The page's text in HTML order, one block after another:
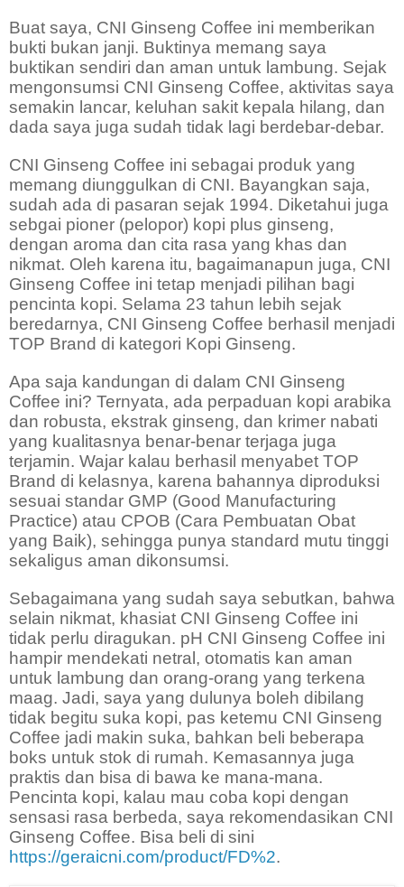
Buat saya, CNI Ginseng Coffee ini memberikan
bukti bukan janji. Buktinya memang saya
buktikan sendiri dan aman untuk lambung. Sejak
mengonsumsi CNI Ginseng Coffee, aktivitas saya
semakin lancar, keluhan sakit kepala hilang, dan
dada saya juga sudah tidak lagi berdebar-debar.
CNI Ginseng Coffee ini sebagai produk yang
memang diunggulkan di CNI. Bayangkan saja,
sudah ada di pasaran sejak 1994. Diketahui juga
sebgai pioner (pelopor) kopi plus ginseng,
dengan aroma dan cita rasa yang khas dan
nikmat. Oleh karena itu, bagaimanapun juga, CNI
Ginseng Coffee ini tetap menjadi pilihan bagi
pencinta kopi. Selama 23 tahun lebih sejak
beredarnya, CNI Ginseng Coffee berhasil menjadi
TOP Brand di kategori Kopi Ginseng.
Apa saja kandungan di dalam CNI Ginseng
Coffee ini? Ternyata, ada perpaduan kopi arabika
dan robusta, ekstrak ginseng, dan krimer nabati
yang kualitasnya benar-benar terjaga juga
terjamin. Wajar kalau berhasil menyabet TOP
Brand di kelasnya, karena bahannya diproduksi
sesuai standar GMP (Good Manufacturing
Practice) atau CPOB (Cara Pembuatan Obat
yang Baik), sehingga punya standard mutu tinggi
sekaligus aman dikonsumsi.
Sebagaimana yang sudah saya sebutkan, bahwa
selain nikmat, khasiat CNI Ginseng Coffee ini
tidak perlu diragukan. pH CNI Ginseng Coffee ini
hampir mendekati netral, otomatis kan aman
untuk lambung dan orang-orang yang terkena
maag. Jadi, saya yang dulunya boleh dibilang
tidak begitu suka kopi, pas ketemu CNI Ginseng
Coffee jadi makin suka, bahkan beli beberapa
boks untuk stok di rumah. Kemasannya juga
praktis dan bisa di bawa ke mana-mana.
Pencinta kopi, kalau mau coba kopi dengan
sensasi rasa berbeda, saya rekomendasikan CNI
Ginseng Coffee. Bisa beli di sini
https://geraicni.com/product/FD%2.